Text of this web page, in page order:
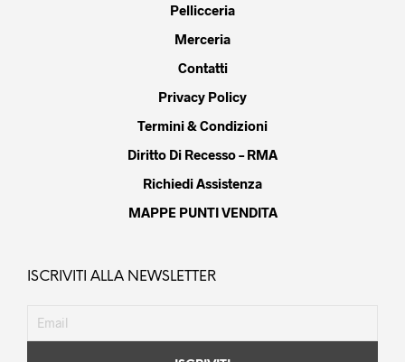
Pellicceria
Merceria
Contatti
Privacy Policy
Termini & Condizioni
Diritto Di Recesso – RMA
Richiedi Assistenza
MAPPE PUNTI VENDITA
ISCRIVITI ALLA NEWSLETTER